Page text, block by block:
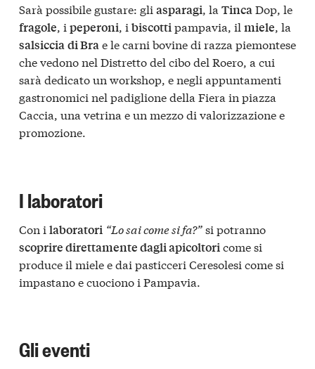
Sarà possibile gustare: gli asparagi, la TincaDop, le
fragole, i peperoni, i biscottipampavia, il miele, la
salsicciadi Brae le carni bovine di razza piemontese
che vedono nel Distretto del cibo del Roero, a cui
sarà dedicato un workshop, e negli appuntamenti
gastronomici nel padiglione della Fiera in piazza
Caccia, una vetrina e un mezzo di valorizzazione e
promozione.
I laboratori
Con i laboratori “Lo sai come si fa?”si potranno
scoprire direttamente dagli apicoltoricome si
produce il miele e dai pasticceri Ceresolesi come si
impastano e cuociono i Pampavia.
Gli eventi